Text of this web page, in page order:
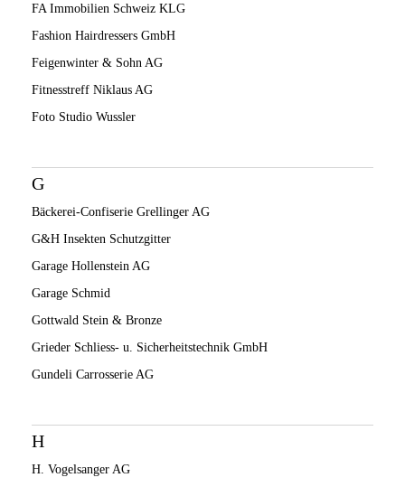
FA Immobilien Schweiz KLG
Fashion Hairdressers GmbH
Feigenwinter & Sohn AG
Fitnesstreff Niklaus AG
Foto Studio Wussler
G
Bäckerei-Confiserie Grellinger AG
G&H Insekten Schutzgitter
Garage Hollenstein AG
Garage Schmid
Gottwald Stein & Bronze
Grieder Schliess- u. Sicherheitstechnik GmbH
Gundeli Carrosserie AG
H
H. Vogelsanger AG